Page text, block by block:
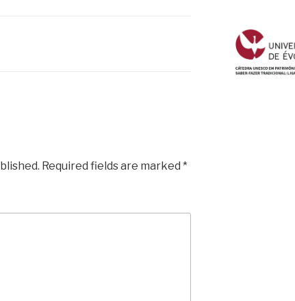
Required fields are marked *